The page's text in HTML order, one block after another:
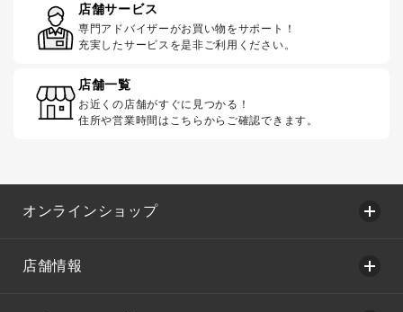
店舗サービス
専門アドバイザーがお買い物をサポート！
充実したサービスを是非ご利用ください。
店舗一覧
お近くの店舗がすぐに見つかる！
住所や営業時間はこちらからご確認できます。
オンラインショップ
店舗情報